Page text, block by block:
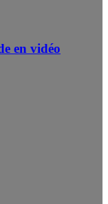
en vidéo